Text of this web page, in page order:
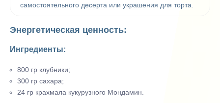
самостоятельного десерта или украшения для торта.
Энергетическая ценность:
Ингредиенты:
800 гр клубники;
300 гр сахара;
24 гр крахмала кукурузного Мондамин.